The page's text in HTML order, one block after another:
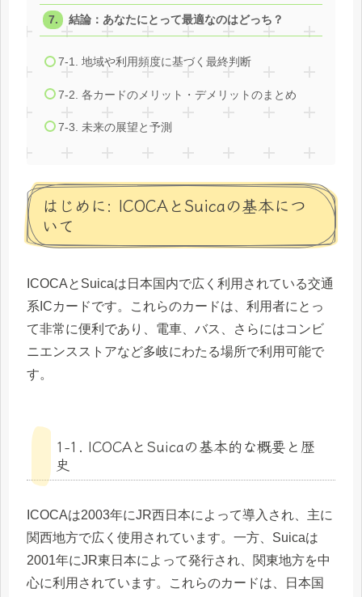
結論：あなたにとって最適なのはどっち？
7-1. 地域や利用頻度に基づく最終判断
7-2. 各カードのメリット・デメリットのまとめ
7-3. 未来の展望と予測
はじめに: ICOCAとSuicaの基本につ
いて
ICOCAとSuicaは日本国内で広く利用されている交通
系ICカードです。これらのカードは、利用者にとっ
て非常に便利であり、電車、バス、さらにはコンビ
ニエンスストアなど多岐にわたる場所で利用可能で
す。
1-1. ICOCAとSuicaの基本的な概要と歴
史
ICOCAは2003年にJR西日本によって導入され、主に
関西地方で広く使用されています。一方、Suicaは
2001年にJR東日本によって発行され、関東地方を中
心に利用されています。これらのカードは、日本国